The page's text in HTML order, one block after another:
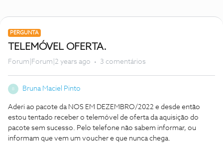
PERGUNTA
TELEMÓVEL OFERTA.
Forum|Forum|2 years ago 3 comentários
B Bruna Maciel Pinto
Aderi ao pacote da NOS EM DEZEMBRO/2022 e desde então
estou tentado receber o telemóvel de oferta da aquisição do
pacote sem sucesso. Pelo telefone não sabem informar, ou
informam que vem um voucher e que nunca chega.